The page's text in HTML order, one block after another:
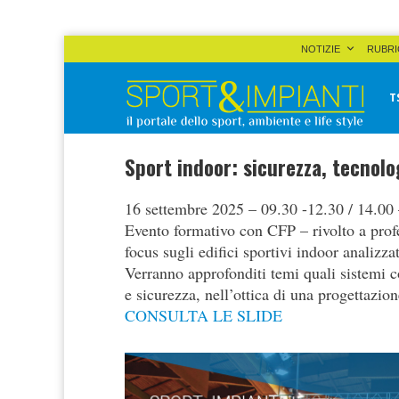
NOTIZIE
Sport&Impianti
Sport indoor: sicurezza,
16 settembre 2025 – 09.30 -12.30 /
Evento formativo con CFP – rivolto a
focus sugli edifici sportivi indoor
Verranno approfonditi temi quali sistemi
e sicurezza, nell’ottica di una
CONSULTA LE SLIDE